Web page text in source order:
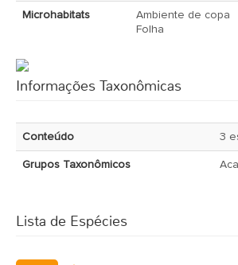
Microhabitats
Ambiente de copa
Folha
Informações Taxonômicas
Conteúdo 3
Grupos Taxonômicos
Lista de Espécies